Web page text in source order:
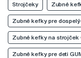
Strojčeky Zubné
Zubné kefky pre
Zubné kefky na strojček
Zubné kefky pre deti